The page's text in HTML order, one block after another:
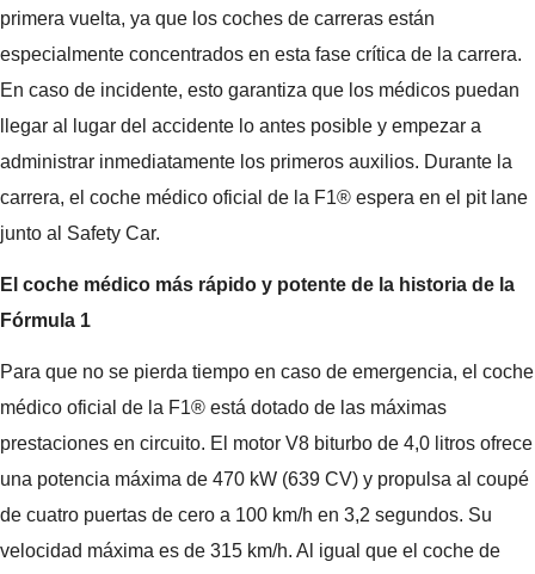
primera vuelta, ya que los coches de carreras están
especialmente concentrados en esta fase crítica de la carrera.
En caso de incidente, esto garantiza que los médicos puedan
llegar al lugar del accidente lo antes posible y empezar a
administrar inmediatamente los primeros auxilios. Durante la
carrera, el coche médico oficial de la F1® espera en el pit lane
junto al Safety Car.
El coche médico más rápido y potente de la historia de la
Fórmula 1
Para que no se pierda tiempo en caso de emergencia, el coche
médico oficial de la F1® está dotado de las máximas
prestaciones en circuito. El motor V8 biturbo de 4,0 litros ofrece
una potencia máxima de 470 kW (639 CV) y propulsa al coupé
de cuatro puertas de cero a 100 km/h en 3,2 segundos. Su
velocidad máxima es de 315 km/h. Al igual que el coche de